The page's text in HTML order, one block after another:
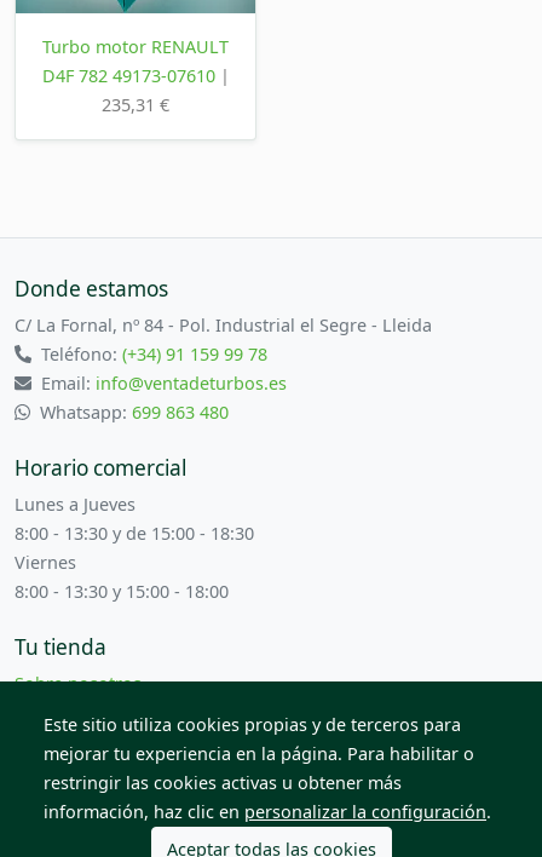
Turbo motor RENAULT
D4F 782 49173-07610 |
235,31 €
Donde estamos
C/ La Fornal, nº 84 - Pol. Industrial el Segre - Lleida
Teléfono:(+34) 91 159 99 78
Email: info@ventadeturbos.es
Whatsapp: 699 863 480
Horario comercial
Lunes a Jueves
8:00 - 13:30 y de 15:00 - 18:30
Viernes
8:00 - 13:30 y 15:00 - 18:00
Tu tienda
Sobre nosotros
Términos y condiciones
Contacta con nosotros
© 2026 Todos los derechos reservados. Venta de Piezas
2012 S.L.
Este sitio utiliza cookies propias y de terceros para
mejorar tu experiencia en la página. Para habilitar o
restringir las cookies activas u obtener más
información, haz clic en personalizar la configuración.
Aceptar todas las cookies